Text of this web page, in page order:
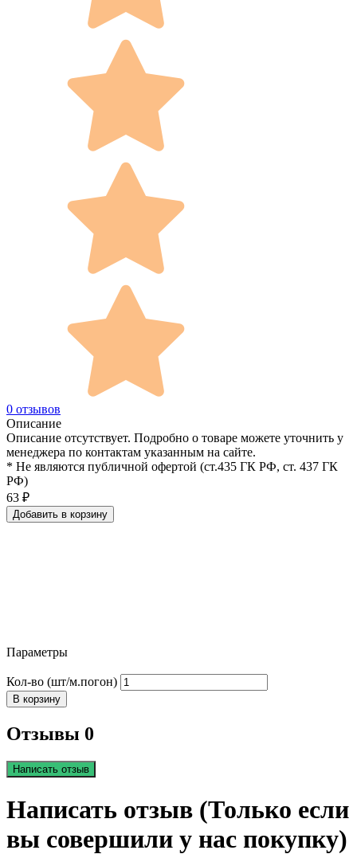
0 отзывов
Описание
Описание отсутствует. Подробно о товаре можете уточнить у
менеджера по контактам указанным на сайте.
* Не являются публичной офертой (ст.435 ГК РФ, cт. 437 ГК
РФ)
63 ₽
Добавить в корзину
Параметры
Кол-во (шт/м.погон)
В корзину
Отзывы 0
Написать отзыв
Написать отзыв (Только если
вы совершили у нас покупку)